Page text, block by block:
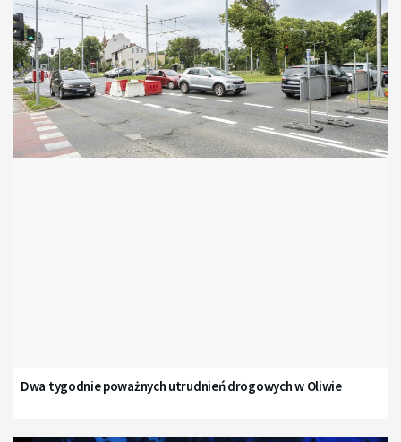
Dwa tygodnie poważnych utrudnień drogowych w Oliwie